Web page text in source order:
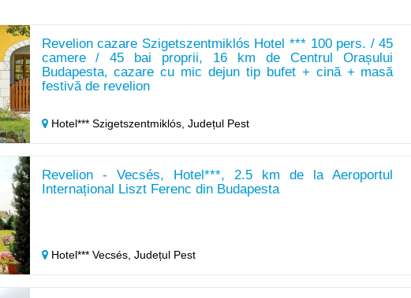
Revelion cazare Szigetszentmiklós Hotel *** 100 pers. / 45
camere / 45 bai proprii, 16 km de Centrul Orașului
Budapesta, cazare cu mic dejun tip bufet + cină + masă
festivă de revelion
Hotel*** Szigetszentmiklós, Județul Pest
Revelion - Vecsés, Hotel***, 2.5 km de la Aeroportul
Internațional Liszt Ferenc din Budapesta
Hotel*** Vecsés, Județul Pest